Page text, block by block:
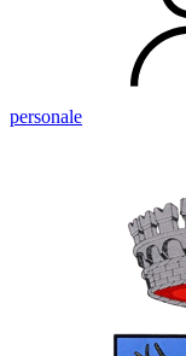
personale